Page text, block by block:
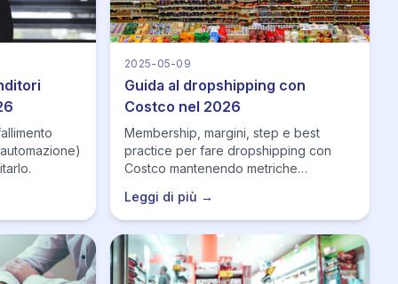
2025-05-09
Guida al dropshipping con
Costco nel 2026
Membership, margini, step e best
practice per fare dropshipping con
Costco mantenendo metriche
Leggi di più →